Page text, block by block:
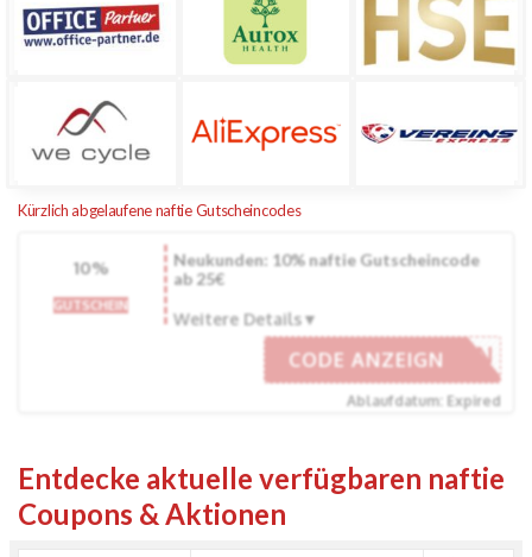
Kürzlich abgelaufene naftie Gutscheincodes
10%
GUTSCHEIN
Neukunden: 10% naftie Gutscheincode
ab 25€
Weitere Details
LLKOMMEN
CODE ANZEIGN
Ablaufdatum: Expired
Entdecke aktuelle verfügbaren naftie
Coupons & Aktionen